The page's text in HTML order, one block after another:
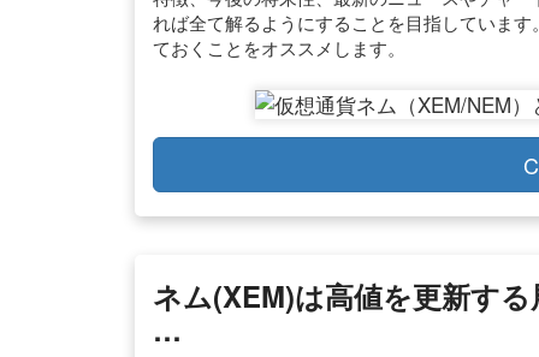
れば全て解るようにすることを目指していま
ておくことをオススメします。
ネム(XEM)は高値を更新す
…